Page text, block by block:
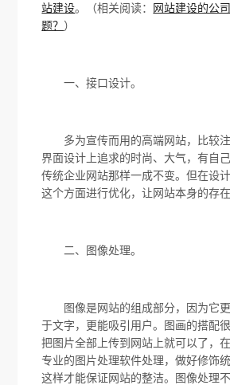
站建设。（相关阅读： 网站建设的公
题？ ）
一、接口设计。
多为宣传而用的高端网站，比较注
界面设计上追求的时尚、大气，有自
传统企业网站那样一成不变。但在设
这个方面进行优化，让网站本身的存在
二、图像处理。
图像是网站的组成部分，因为它更
于文字，更能吸引用户。图画的搭配
把图片全部上传到网站上就可以了，
专业的图片处理软件处理，做好修饰
这样才能保证网站的整洁。图像处理